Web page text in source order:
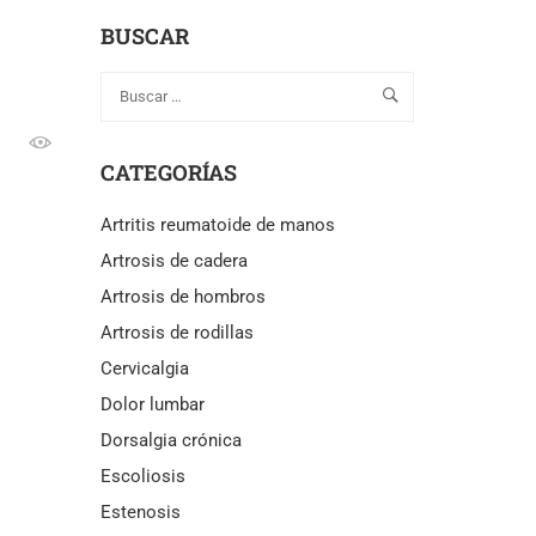
BUSCAR
CATEGORÍAS
Artritis reumatoide de manos
Artrosis de cadera
Artrosis de hombros
Artrosis de rodillas
Cervicalgia
Dolor lumbar
Dorsalgia crónica
Escoliosis
Estenosis